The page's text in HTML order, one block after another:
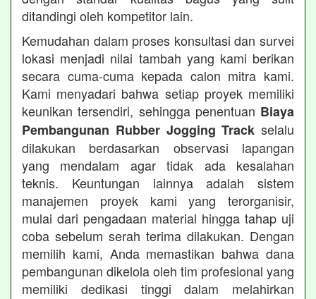
ditandingi oleh kompetitor lain.
Kemudahan dalam proses konsultasi dan survei
lokasi menjadi nilai tambah yang kami berikan
secara cuma-cuma kepada calon mitra kami.
Kami menyadari bahwa setiap proyek memiliki
keunikan tersendiri, sehingga penentuan Biaya
Pembangunan Rubber Jogging Track selalu
dilakukan berdasarkan observasi lapangan
yang mendalam agar tidak ada kesalahan
teknis. Keuntungan lainnya adalah sistem
manajemen proyek kami yang terorganisir,
mulai dari pengadaan material hingga tahap uji
coba sebelum serah terima dilakukan. Dengan
memilih kami, Anda memastikan bahwa dana
pembangunan dikelola oleh tim profesional yang
memiliki dedikasi tinggi dalam melahirkan